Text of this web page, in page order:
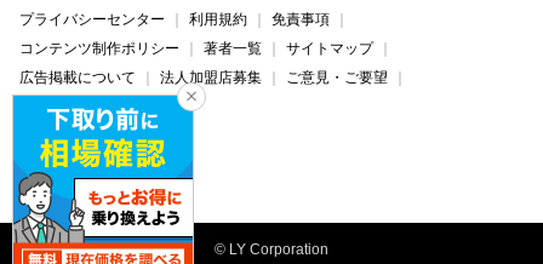
プライバシーセンター
利用規約
免責事項
コンテンツ制作ポリシー
著者一覧
サイトマップ
広告掲載について
法人加盟店募集
ご意見・ご要望
ヘルプ・お問い合わせ
carview! Yahoo! JAPAN
© LY Corporation